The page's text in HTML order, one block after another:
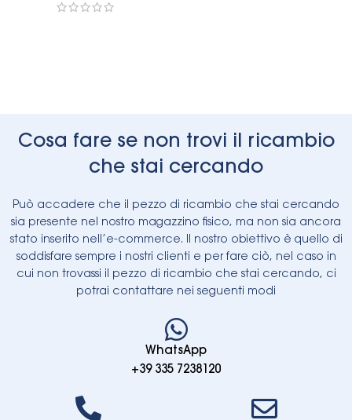
Cosa fare se non trovi il ricambio
che stai cercando
Può accadere che il pezzo di ricambio che stai cercando
sia presente nel nostro magazzino fisico, ma non sia ancora
stato inserito nell’e-commerce. Il nostro obiettivo è quello di
soddisfare sempre i nostri clienti e per fare ciò, nel caso in
cui non trovassi il pezzo di ricambio che stai cercando, ci
potrai contattare nei seguenti modi
WhatsApp
+39 335 7238120